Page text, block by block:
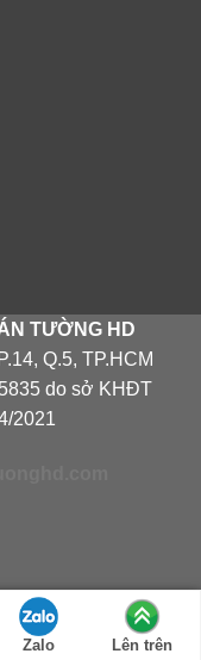
TƯỜNG HD
Q.5, TP.HCM
do sở KHĐT
2021
Zalo Lên trên